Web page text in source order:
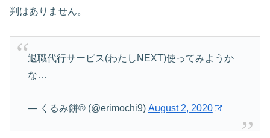
判はありません。
退職代行サービス(わたしNEXT)使ってみようか
な…
— くるみ餅® (@erimochi9) August 2, 2020